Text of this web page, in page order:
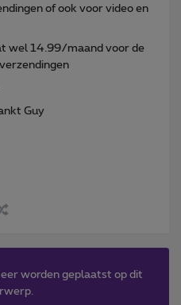
of ook voor video en
wel 14.99/maand voor de
Guy
worden geplaatst op dit